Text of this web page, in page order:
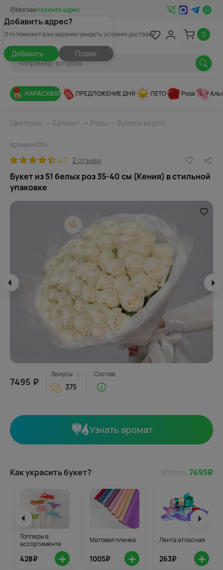
МоскваУкажите адрес
Добавить адрес?
Это поможет вам заранее увидеть условия доставки
Добавить Позже
0
НАРАСХВАТ ПРЕДЛОЖЕНИЕ ДНЯ ЛЕТО Роза
Цветовик → Каталог → Розы → Букеты из роз
Артикул К014
4.7 2 отзыва
Букет из 51 белых роз 35-40 см (Кения) в стильной
упаковке
7495 ₽
Бонусы
375
Состав
Узнать аромат
Как украсить букет? 7495₽
Топперы в
ассортименте
428₽ +
Матовая пленка
1005₽ +
Лента атласная
263₽ +